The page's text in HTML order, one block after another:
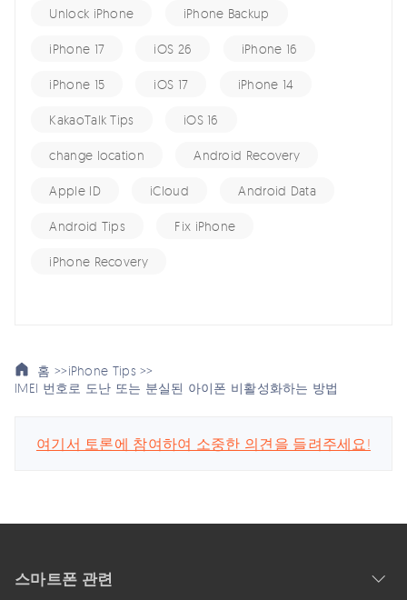
Unlock iPhone iPhone Backup
iPhone 17 iOS 26 iPhone 16
iPhone 15 iOS 17 iPhone 14
KakaoTalk Tips iOS 16
change location Android Recovery
Apple ID iCloud Android Data
Android Tips Fix iPhone
iPhone Recovery
홈 >>iPhone Tips >>
IMEI 번호로 도난 또는 분실된 아이폰 비활성화하는 방법
여기서 토론에 참여하여 소중한 의견을 들려주세요!
스마트폰 관련